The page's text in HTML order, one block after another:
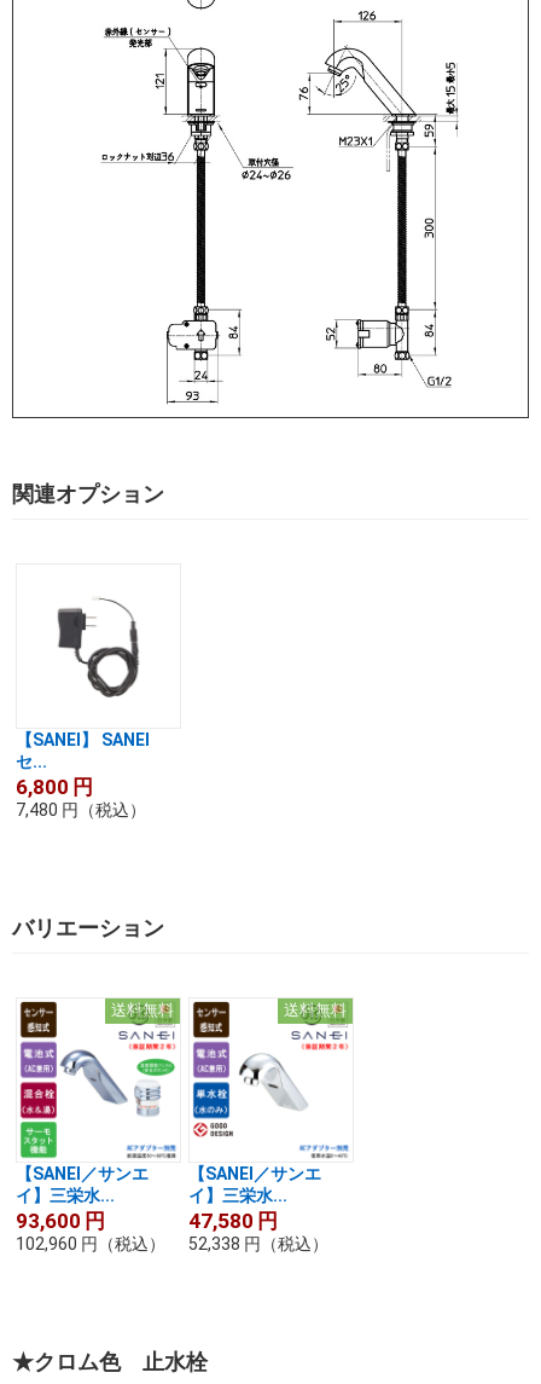
関連オプション
【SANEI】 SANEI
セ...
6,800 円
7,480 円 （税込）
バリエーション
送料無料
【SANEI／サンエ
イ】三栄水...
93,600 円
102,960 円 （税込）
送料無料
【SANEI／サンエ
イ】三栄水...
47,580 円
52,338 円 （税込）
★クロム色 止水栓